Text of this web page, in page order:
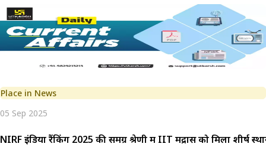
Place in News
05 Sep 2025
NIRF इंडिया रैंकिंग 2025 की समग्र श्रेणी में IIT मद्रास को मिला शीर्ष